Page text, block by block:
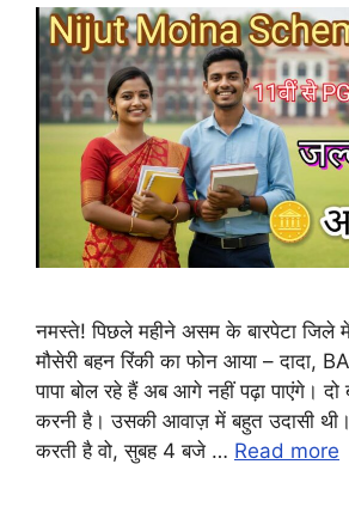
नमस्ते! पिछले महीने असम के बारपेटा जिले में
मौसेरी बहन रिंकी का फोन आया – दादा,
पापा बोल रहे हैं अब आगे नहीं पढ़ा पाएंगे। दो
करनी है। उसकी आवाज़ में बहुत उदासी
करती है वो, सुबह 4 बजे … Read more